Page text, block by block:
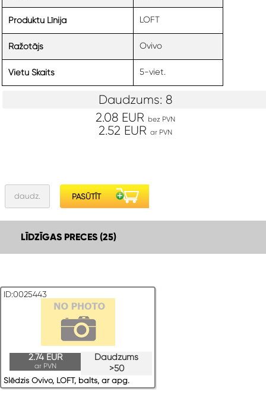
Produktu Līnija LOFT
Ražotājs Ovivo
Vietu Skaits 5-viet.
Daudzums: 8
2.08 EUR bez PVN
2.52 EUR ar PVN
LĪDZĪGAS PRECES (25)
ID:0025443
Daudzums
>50
2.74 EUR
ar PVN
Slēdzis Ovivo, LOFT, balts, ar apg.